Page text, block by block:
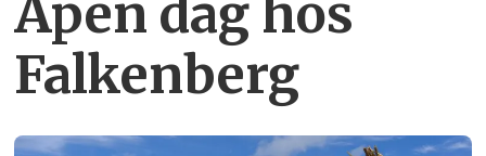
Åpen dag hos
Falkenberg